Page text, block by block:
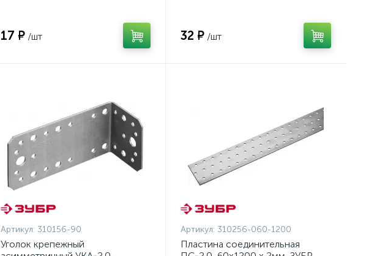
17 ₽ /шт 32 ₽ /шт
Артикул: 310156-90
Уголок крепежный
Артикул: 310256-060-1200
Пластина соединительная